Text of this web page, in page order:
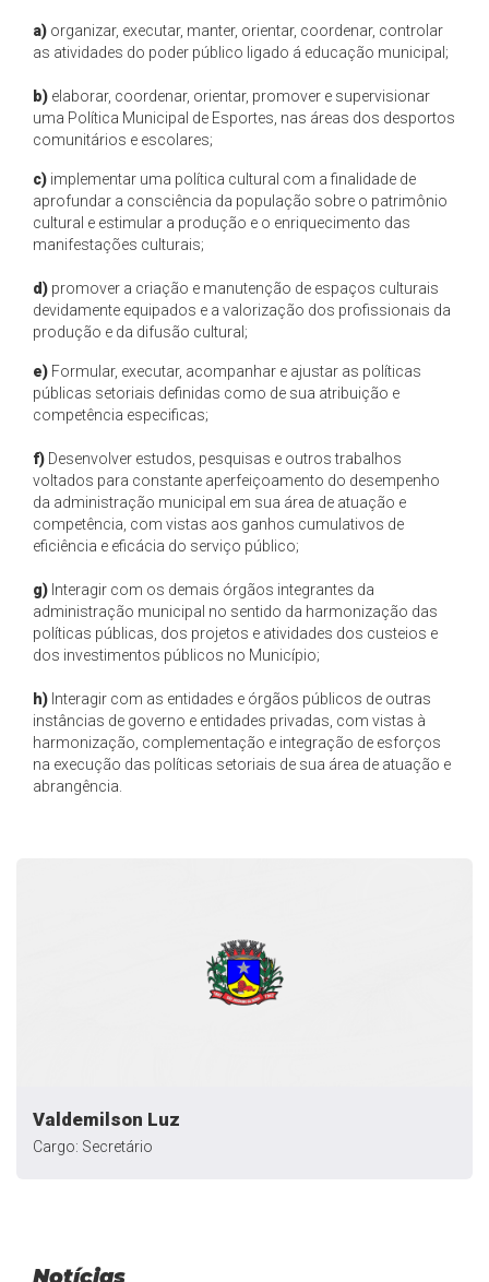
a) organizar, executar, manter, orientar, coordenar, controlar
as atividades do poder público ligado á educação municipal;
b) elaborar, coordenar, orientar, promover e supervisionar
uma Política Municipal de Esportes, nas áreas dos desportos
comunitários e escolares;
c) implementar uma política cultural com a finalidade de
aprofundar a consciência da população sobre o patrimônio
cultural e estimular a produção e o enriquecimento das
manifestações culturais;
d) promover a criação e manutenção de espaços culturais
devidamente equipados e a valorização dos profissionais da
produção e da difusão cultural;
e) Formular, executar, acompanhar e ajustar as políticas
públicas setoriais definidas como de sua atribuição e
competência especificas;
f) Desenvolver estudos, pesquisas e outros trabalhos
voltados para constante aperfeiçoamento do desempenho
da administração municipal em sua área de atuação e
competência, com vistas aos ganhos cumulativos de
eficiência e eficácia do serviço público;
g) Interagir com os demais órgãos integrantes da
administração municipal no sentido da harmonização das
políticas públicas, dos projetos e atividades dos custeios e
dos investimentos públicos no Município;
h) Interagir com as entidades e órgãos públicos de outras
instâncias de governo e entidades privadas, com vistas à
harmonização, complementação e integração de esforços
na execução das políticas setoriais de sua área de atuação e
abrangência.
Valdemilson Luz
Cargo: Secretário